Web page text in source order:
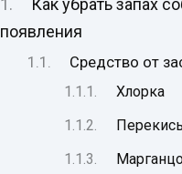
Как убрать запах
появления
Средство от
Хлорка